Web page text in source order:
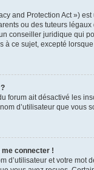
and Protection Act »)
ou des tuteurs
conseiller juridique qui
à ce sujet, excepté
forum ait désactivé les
d’utilisateur que vous
connecter !
d’utilisateur et votre mot